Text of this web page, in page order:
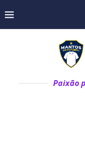
Paixão